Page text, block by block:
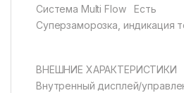
Cистема Multi Flow Есть
Суперзаморозка, индикация
ВНЕШНИЕ ХАРАКТЕРИСТИКИ
Внутренный дисплей/